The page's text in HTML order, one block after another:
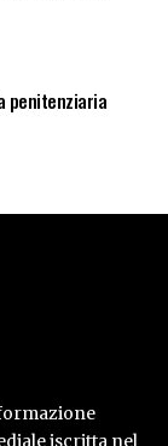
penitenziaria
iscritta nel